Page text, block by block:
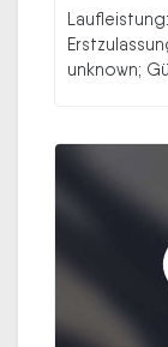
unknown;